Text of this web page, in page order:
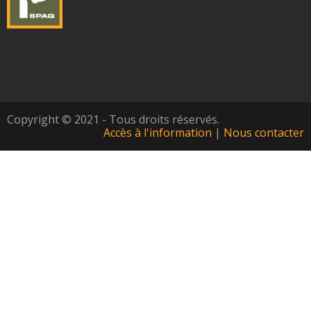
Copyright © 2021 - Tous droits réservés.
Accès à l'information | Nous contacter